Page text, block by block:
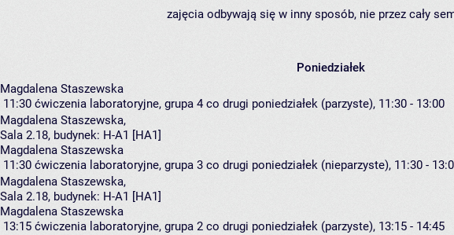
zajęcia odbywają się w inny sposób, nie przez cały
Poniedziałek
Magdalena Staszewska
11:30 ćwiczenia laboratoryjne, grupa 4 co drugi poniedziałek (parzyste), 11:30 - 13:00
Magdalena Staszewska,
Sala 2.18, budynek: H-A1 [HA1]
Magdalena Staszewska
11:30 ćwiczenia laboratoryjne, grupa 3 co drugi poniedziałek (nieparzyste), 11:30 -
Magdalena Staszewska,
Sala 2.18, budynek: H-A1 [HA1]
Magdalena Staszewska
13:15 ćwiczenia laboratoryjne, grupa 2 co drugi poniedziałek (parzyste), 13:15 - 14:45